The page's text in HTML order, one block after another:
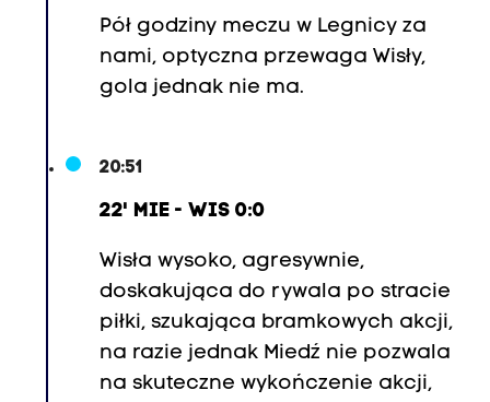
Pół godziny meczu w Legnicy za
nami, optyczna przewaga Wisły,
gola jednak nie ma.
20:51
22' MIE - WIS 0:0
Wisła wysoko, agresywnie,
doskakująca do rywala po stracie
piłki, szukająca bramkowych akcji,
na razie jednak Miedź nie pozwala
na skuteczne wykończenie akcji,